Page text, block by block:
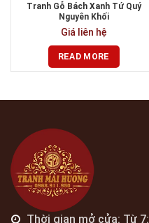
Tranh Gỗ Bách Xanh Tứ Quý
Nguyên Khối
Giá liên hệ
READ MORE
Thời gian mở cửa: Từ